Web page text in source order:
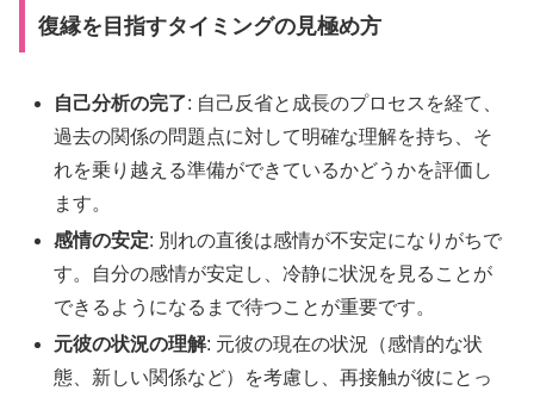
復縁を目指すタイミングの見極め方
自己分析の完了: 自己反省と成長のプロセスを経て、
過去の関係の問題点に対して明確な理解を持ち、そ
れを乗り越える準備ができているかどうかを評価し
ます。
感情の安定: 別れの直後は感情が不安定になりがちで
す。自分の感情が安定し、冷静に状況を見ることが
できるようになるまで待つことが重要です。
元彼の状況の理解: 元彼の現在の状況（感情的な状
態、新しい関係など）を考慮し、再接触が彼にとっ